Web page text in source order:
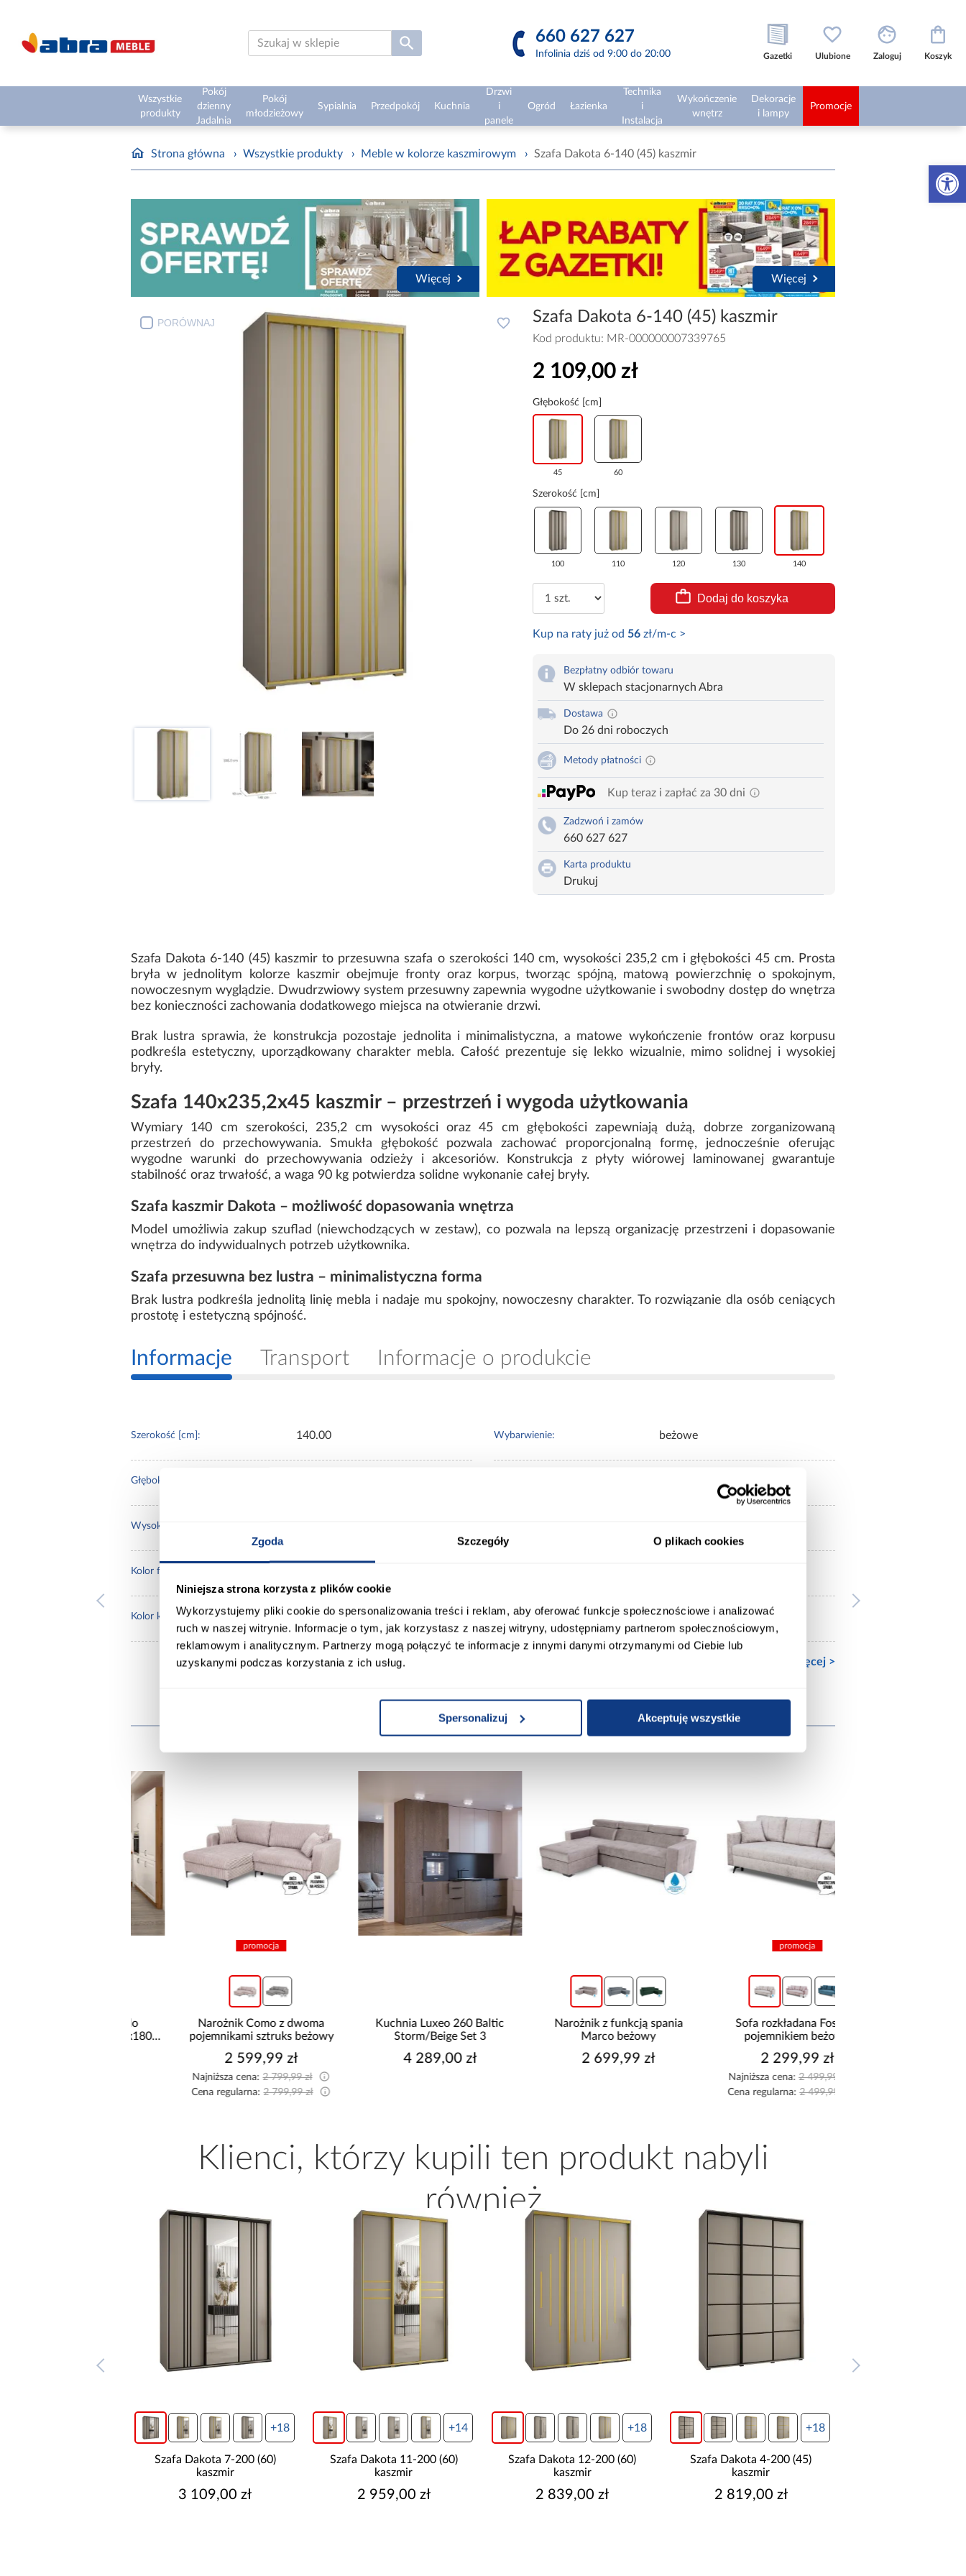
Zgoda Szczegóły O plikach cookies
Niniejsza strona korzysta z plików cookie
Wykorzystujemy pliki cookie do spersonalizowania treści i reklam, aby oferować funkcje społecznościowe i analizować
ruch w naszej witrynie. Informacje o tym, jak korzystasz z naszej witryny, udostępniamy partnerom społecznościowym,
reklamowym i analitycznym. Partnerzy mogą połączyć te informacje z innymi danymi otrzymanymi od Ciebie lub
uzyskanymi podczas korzystania z ich usług.
Spersonalizuj Akceptuję wszystkie
Otwórz
660 627 627
Infolinia dziś od 9:00 do 20:00 Gazetki Ulubione Zaloguj Koszyk
Wszystkie
produkty
Pokój
dzienny
Jadalnia
Pokój
młodzieżowy
Sypialnia Przedpokój Kuchnia
Drzwi
i
panele
Ogród Łazienka
Technika
i
Instalacja
Wykończenie
wnętrz
Dekoracje
i lampy
Promocje
Strona główna › Wszystkie produkty › Meble w kolorze kaszmirowym › Szafa Dakota 6-140 (45) kaszmir
Więcej Więcej
PORÓWNAJ Szafa Dakota 6-140 (45) kaszmir
Kod produktu: MR-000000007339765
2 109,00 zł
Głębokość [cm]
45 60
Szerokość [cm]
100 110 120 130 140
Dodaj do koszyka
Kup na raty już od 56zł/m-c >
Bezpłatny odbiór towaru
W sklepach stacjonarnych Abra
Dostawa
Do 26 dni roboczych
Metody płatności
Kup teraz i zapłać za 30 dni
Zadzwoń i zamów
660 627 627
Karta produktu
Drukuj
Szafa Dakota 6-140 (45) kaszmir to przesuwna szafa o szerokości 140 cm, wysokości 235,2 cm i głębokości 45 cm. Prosta
bryła w jednolitym kolorze kaszmir obejmuje fronty oraz korpus, tworząc spójną, matową powierzchnię o spokojnym,
nowoczesnym wyglądzie. Dwudrzwiowy system przesuwny zapewnia wygodne użytkowanie i swobodny dostęp do wnętrza
bez konieczności zachowania dodatkowego miejsca na otwieranie drzwi.
Brak lustra sprawia, że konstrukcja pozostaje jednolita i minimalistyczna, a matowe wykończenie frontów oraz korpusu
podkreśla estetyczny, uporządkowany charakter mebla. Całość prezentuje się lekko wizualnie, mimo solidnej i wysokiej
bryły.
Szafa 140x235,2x45 kaszmir – przestrzeń i wygoda użytkowania
Wymiary 140 cm szerokości, 235,2 cm wysokości oraz 45 cm głębokości zapewniają dużą, dobrze zorganizowaną
przestrzeń do przechowywania. Smukła głębokość pozwala zachować proporcjonalną formę, jednocześnie oferując
wygodne warunki do przechowywania odzieży i akcesoriów. Konstrukcja z płyty wiórowej laminowanej gwarantuje
stabilność oraz trwałość, a waga 90 kg potwierdza solidne wykonanie całej bryły.
Szafa kaszmir Dakota – możliwość dopasowania wnętrza
Model umożliwia zakup szuflad (niewchodzących w zestaw), co pozwala na lepszą organizację przestrzeni i dopasowanie
wnętrza do indywidualnych potrzeb użytkownika.
Szafa przesuwna bez lustra – minimalistyczna forma
Brak lustra podkreśla jednolitą linię mebla i nadaje mu spokojny, nowoczesny charakter. To rozwiązanie dla osób ceniących
prostotę i estetyczną spójność.
Informacje Transport Informacje o produkcie
Szerokość [cm]: 140.00
Głębokość [cm]:
Wysokość [cm]:
Kolor frontów:
Kolor korpusu: kaszmir
Wybarwienie: beżowe
Wykończenie korpusu: mat
Zobacz więcej >
Inni Klienci sprawdzali również
Narożnik Como z dwoma
pojemnikami sztruks beżowy
2 599,99 zł
Najniższa cena:2 799,99 zł
Cena regularna:2 799,99 zł
Kuchnia Luxeo 260 Baltic
Storm/Beige Set 3
4 289,00 zł
Narożnik z funkcją spania
Marco beżowy
2 699,99 zł
Sofa rozkładana Foster z
pojemnikiem beżowa
2 299,99 zł
Najniższa cena:2 499,99 zł
Cena regularna: 2 499,99 zł
Klienci, którzy kupili ten produkt nabyli
również
+18
Szafa Dakota 7-200 (60)
kaszmir
3 109,00 zł
+14
Szafa Dakota 11-200 (60)
kaszmir
2 959,00 zł
+18
Szafa Dakota 12-200 (60)
kaszmir
2 839,00 zł
+18
Szafa Dakota 4-200 (45)
kaszmir
2 819,00 zł